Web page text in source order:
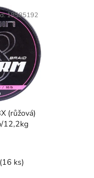
(růžová)
12,2kg
(16 ks)
18585192